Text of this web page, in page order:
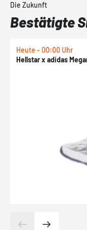
Die Zukunft
Bestätigte
Heute - 00:00 Uhr
Hellstar x adidas